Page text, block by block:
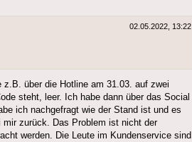
02.05.2022, 13:22
über die Hotline am 31.03. auf zwei
steht, leer. Ich habe dann über das Social
ich nachgefragt wie der Stand ist und es
mir zurück. Das Problem ist nicht der
werden. Die Leute im Kundenservice sind